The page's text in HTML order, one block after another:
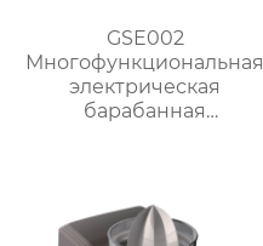
GSE002
Многофункциональная
электрическая
барабанная